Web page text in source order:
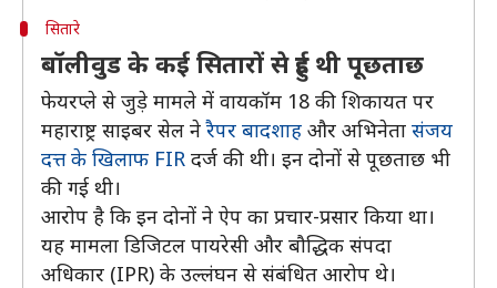
सितारे
बॉलीवुड के कई सितारों से हुई थी पूछताछ
फेयरप्ले से जुड़े मामले में वायकॉम 18 की शिकायत पर
महाराष्ट्र साइबर सेल नेरैपर बादशाह और अभिनेता संजय
दत्त के खिलाफ FIR दर्ज की थी। इन दोनों से पूछताछ भी
की गई थी।
आरोप है कि इन दोनों ने ऐप का प्रचार-प्रसार किया था।
यह मामला डिजिटल पायरेसी और बौद्धिक संपदा
अधिकार (IPR) के उल्लंघन से संबंधित आरोप थे।